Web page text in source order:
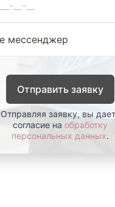
Отправить заявку
Отправляя заявку, вы
согласие на обработку
персональных данных.